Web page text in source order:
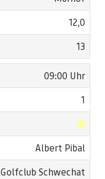
12,0
13
09:00 Uhr
1
Albert Pibal
Golfclub Schwechat